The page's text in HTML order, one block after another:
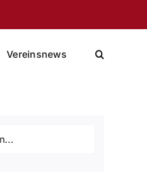
Vereinsnews